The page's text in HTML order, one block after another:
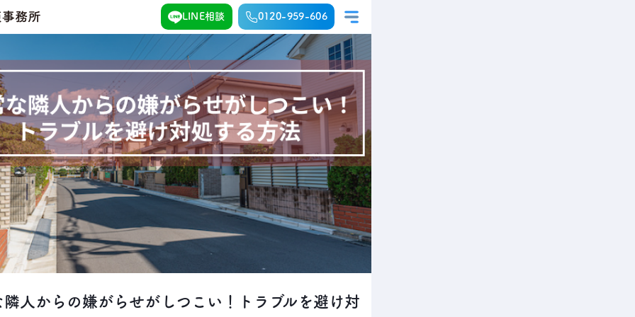
LINE相談 0120-959-606
隣人からの嫌がらせがしつこい！トラブルを避け対